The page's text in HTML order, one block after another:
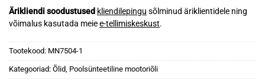
Ärikliendi soodustused kliendilepingu sõlminud äriklientidele ning
võimalus kasutada meiee-tellimiskeskust.
Tootekood: MN7504-1
Kategooriad: Õlid Poolsünteetiline mootoriõli